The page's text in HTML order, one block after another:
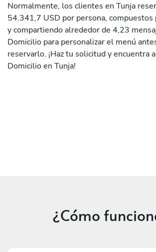
Normalmente, los clientes en Tunja
54.341,7 USD por persona,
y compartiendo alrededor de 4,23
Domicilio para personalizar el menú
reservarlo. ¡Haz tu solicitud y encuentra
Domicilio en Tunja!
¿Cómo